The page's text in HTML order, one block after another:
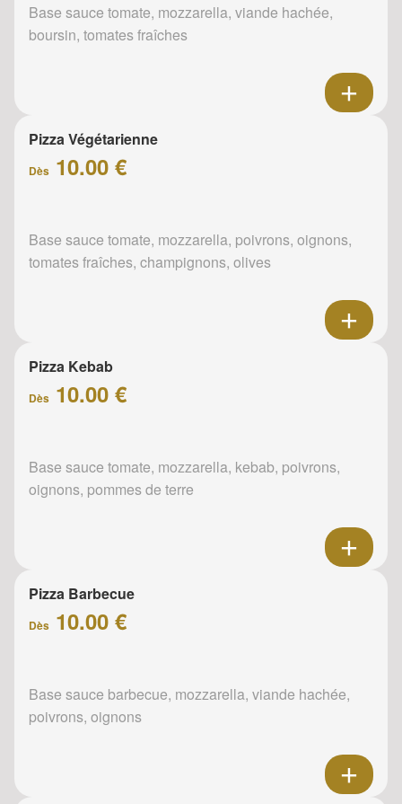
Base sauce tomate, mozzarella, viande hachée,
boursin, tomates fraîches
Pizza Végétarienne
Dès 10.00 €
Base sauce tomate, mozzarella, poivrons, oignons,
tomates fraîches, champignons, olives
Pizza Kebab
Dès 10.00 €
Base sauce tomate, mozzarella, kebab, poivrons,
oignons, pommes de terre
Pizza Barbecue
Dès 10.00 €
Base sauce barbecue, mozzarella, viande hachée,
poivrons, oignons